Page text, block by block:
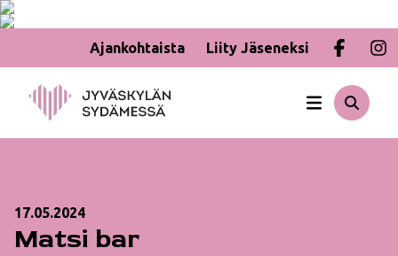
Ajankohtaista
Liity Jäseneksi
sisältöön
17.05.2024
Matsi bar